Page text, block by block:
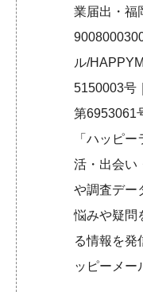
業届出・福
ル/
5150003号
第6953061
「ハッピ
活・出会い
や調査デー
悩みや疑問
る情報を
ッピーメー